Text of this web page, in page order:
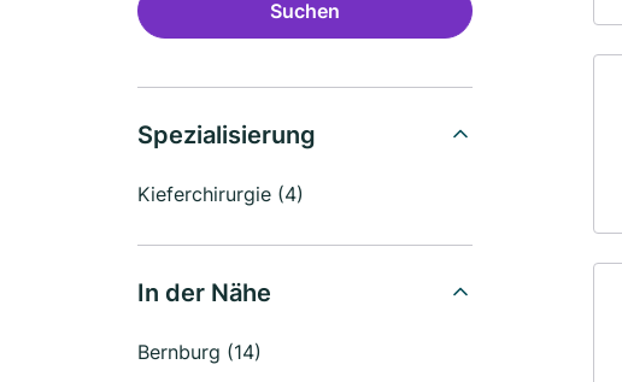
Suchen
Spezialisierung
Kieferchirurgie (4)
In der Nähe
Bernburg (14)